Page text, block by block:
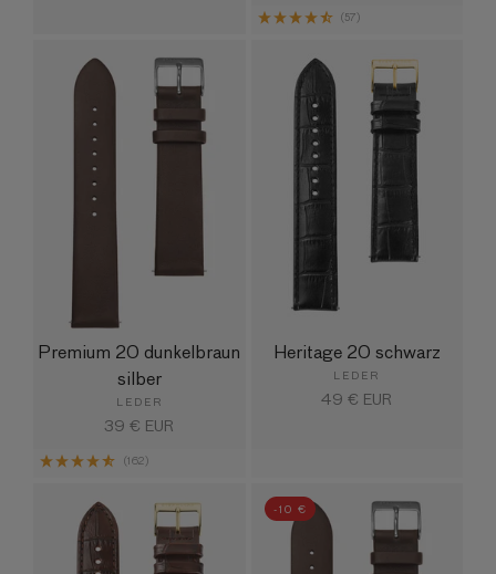
(57)
Premium 20 dunkelbraun
silber
LEDER
Normaler
39 € EUR
(162)
Heritage 20 schwarz
LEDER
Normaler
49 € EUR
-10 €